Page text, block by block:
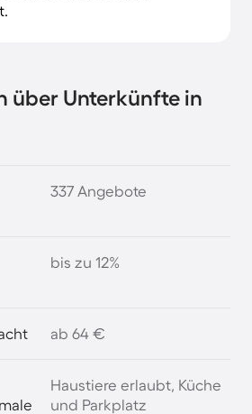
über Unterkünfte in
337 Angebote
bis zu 12%
ab 64 €
Haustiere erlaubt, Küche
und Parkplatz